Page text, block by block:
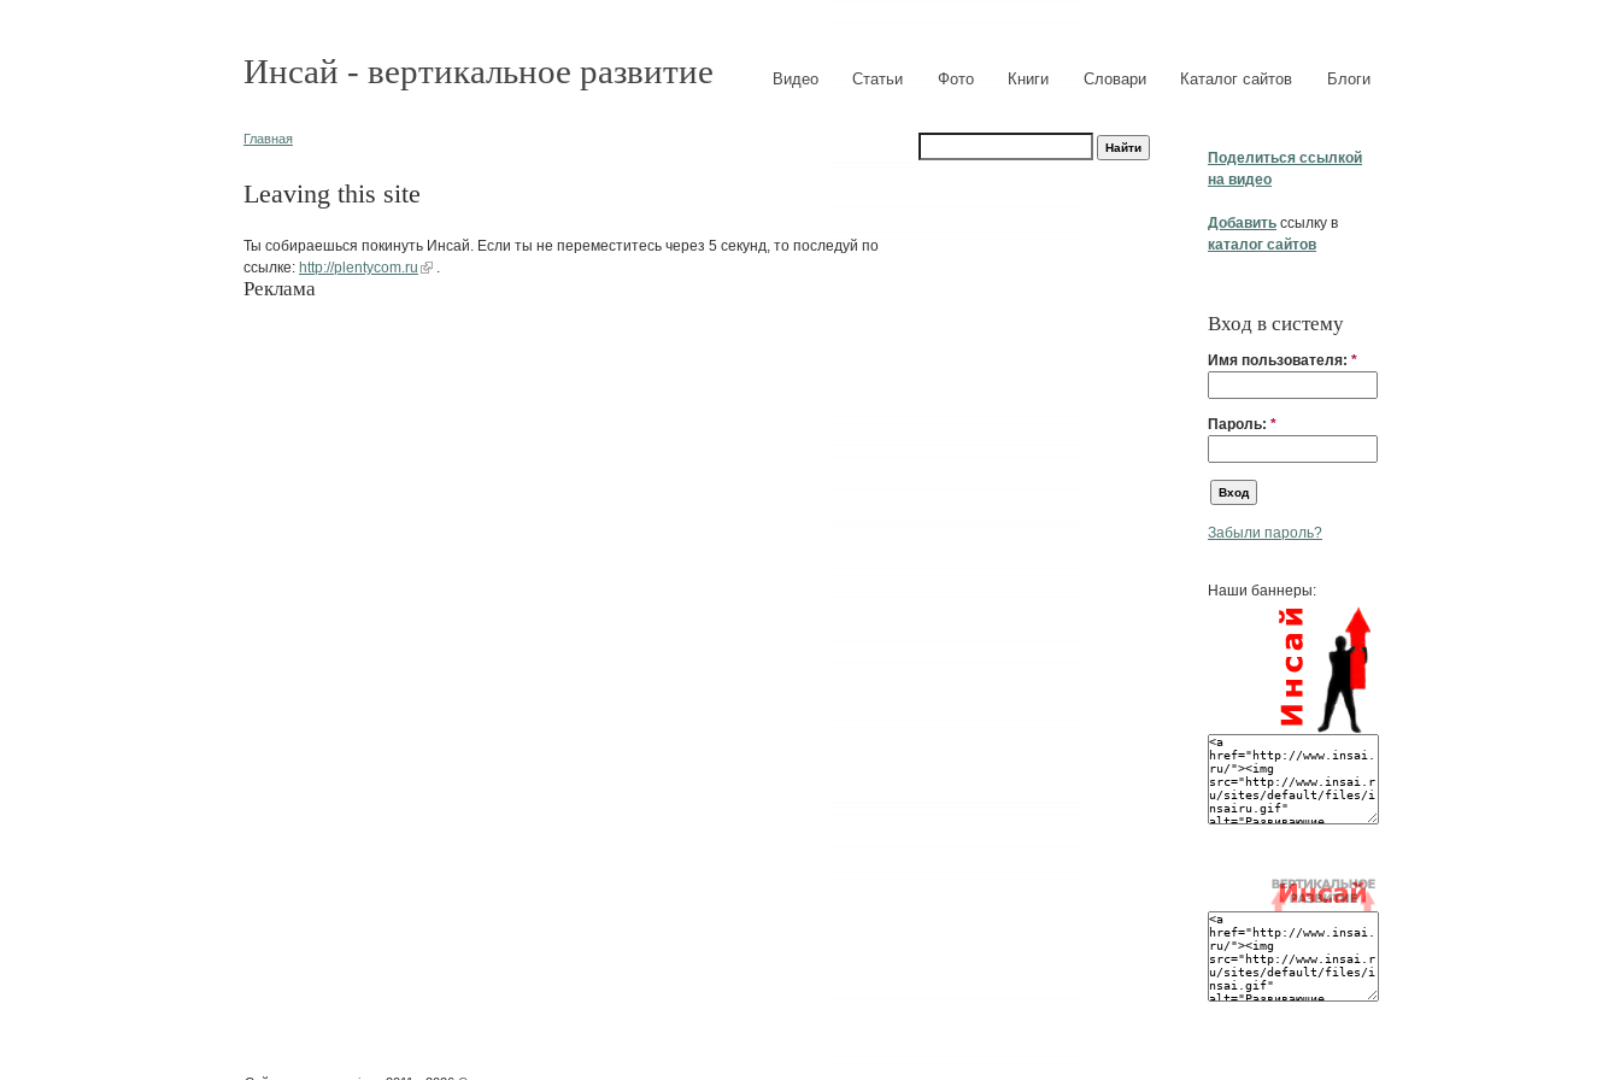
Инсай - вертикальное развитие Видео Статьи Фото Книги Словари Каталог сайтов Блоги
Поделиться ссылкой
на видео
Добавить ссылку в
каталог сайтов
Вход в систему
Имя пользователя: *
Пароль: *
Забыли пароль?
Наши баннеры:
Главная
Leaving this site
Ты собираешься покинуть Инсай. Если ты не переместитесь через 5 секунд, то последуй по
ссылке: http://plentycom.ru
Реклама